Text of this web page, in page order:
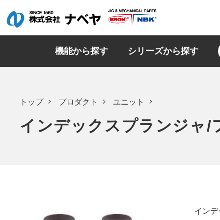
機能から探す シリーズから探す
トップ プロダクト ユニット
インデックスプランジャ/
イン